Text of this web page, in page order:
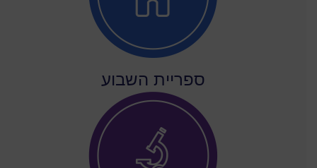
ספריית השבוע